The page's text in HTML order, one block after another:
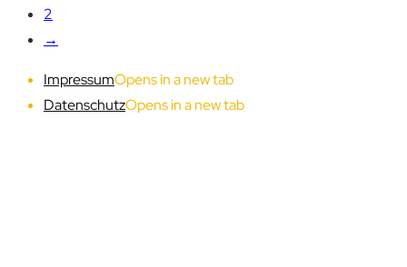
2
→
ImpressumOpens in a new tab
DatenschutzOpens in a new tab